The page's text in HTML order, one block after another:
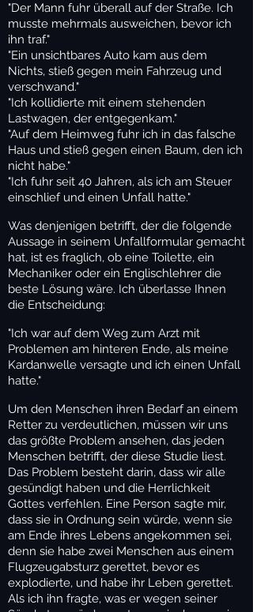
"Der Mann fuhr überall auf der Straße. Ich
musste mehrmals ausweichen, bevor ich
ihn traf."
"Ein unsichtbares Auto kam aus dem
Nichts, stieß gegen mein Fahrzeug und
verschwand."
"Ich kollidierte mit einem stehenden
Lastwagen, der entgegenkam."
"Auf dem Heimweg fuhr ich in das falsche
Haus und stieß gegen einen Baum, den ich
nicht habe."
"Ich fuhr seit 40 Jahren, als ich am Steuer
einschlief und einen Unfall hatte."
Was denjenigen betrifft, der die folgende
Aussage in seinem Unfallformular gemacht
hat, ist es fraglich, ob eine Toilette, ein
Mechaniker oder ein Englischlehrer die
beste Lösung wäre. Ich überlasse Ihnen
die Entscheidung:
"Ich war auf dem Weg zum Arzt mit
Problemen am hinteren Ende, als meine
Kardanwelle versagte und ich einen Unfall
hatte."
Um den Menschen ihren Bedarf an einem
Retter zu verdeutlichen, müssen wir uns
das größte Problem ansehen, das jeden
Menschen betrifft, der diese Studie liest.
Das Problem besteht darin, dass wir alle
gesündigt haben und die Herrlichkeit
Gottes verfehlen. Eine Person sagte mir,
dass sie in Ordnung sein würde, wenn sie
am Ende ihres Lebens angekommen sei,
denn sie habe zwei Menschen aus einem
Flugzeugabsturz gerettet, bevor es
explodierte, und habe ihr Leben gerettet.
Als ich ihn fragte, was er wegen seiner